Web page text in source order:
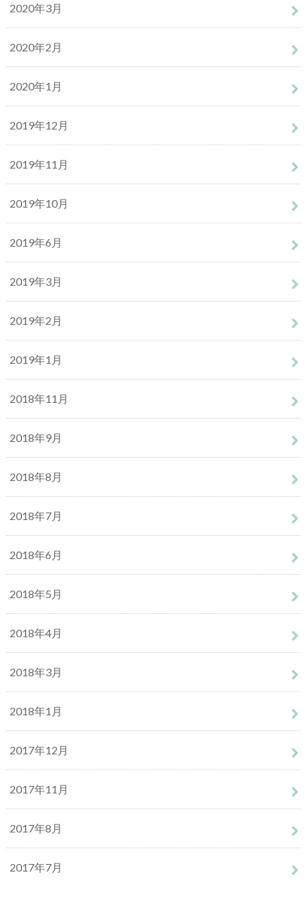
2020年3月
2020年2月
2020年1月
2019年12月
2019年11月
2019年10月
2019年6月
2019年3月
2019年2月
2019年1月
2018年11月
2018年9月
2018年8月
2018年7月
2018年6月
2018年5月
2018年4月
2018年3月
2018年1月
2017年12月
2017年11月
2017年8月
2017年7月